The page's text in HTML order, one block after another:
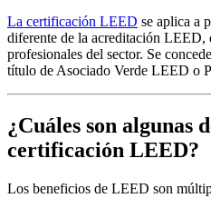
La certificación LEED se aplica a
diferente de la acreditación LEED,
profesionales del sector. Se
título deAsociado Verde LEED o
¿Cuáles son algunas
certificación LEED?
Los beneficios de LEED son